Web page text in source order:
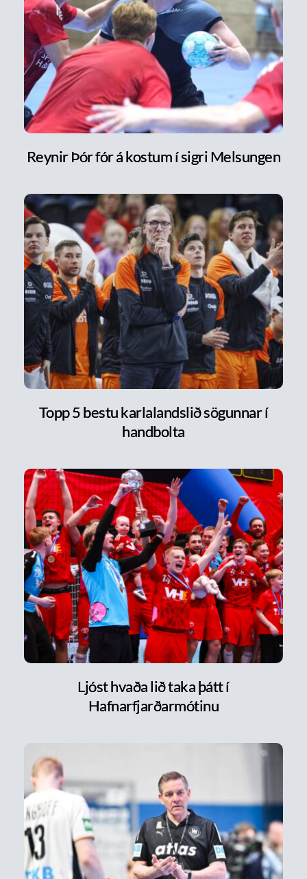
Reynir Þór fór á kostum í sigri Melsungen
Topp 5 bestu karlalandslið sögunnar í
handbolta
Ljóst hvaða lið taka þátt í
Hafnarfjarðarmótinu